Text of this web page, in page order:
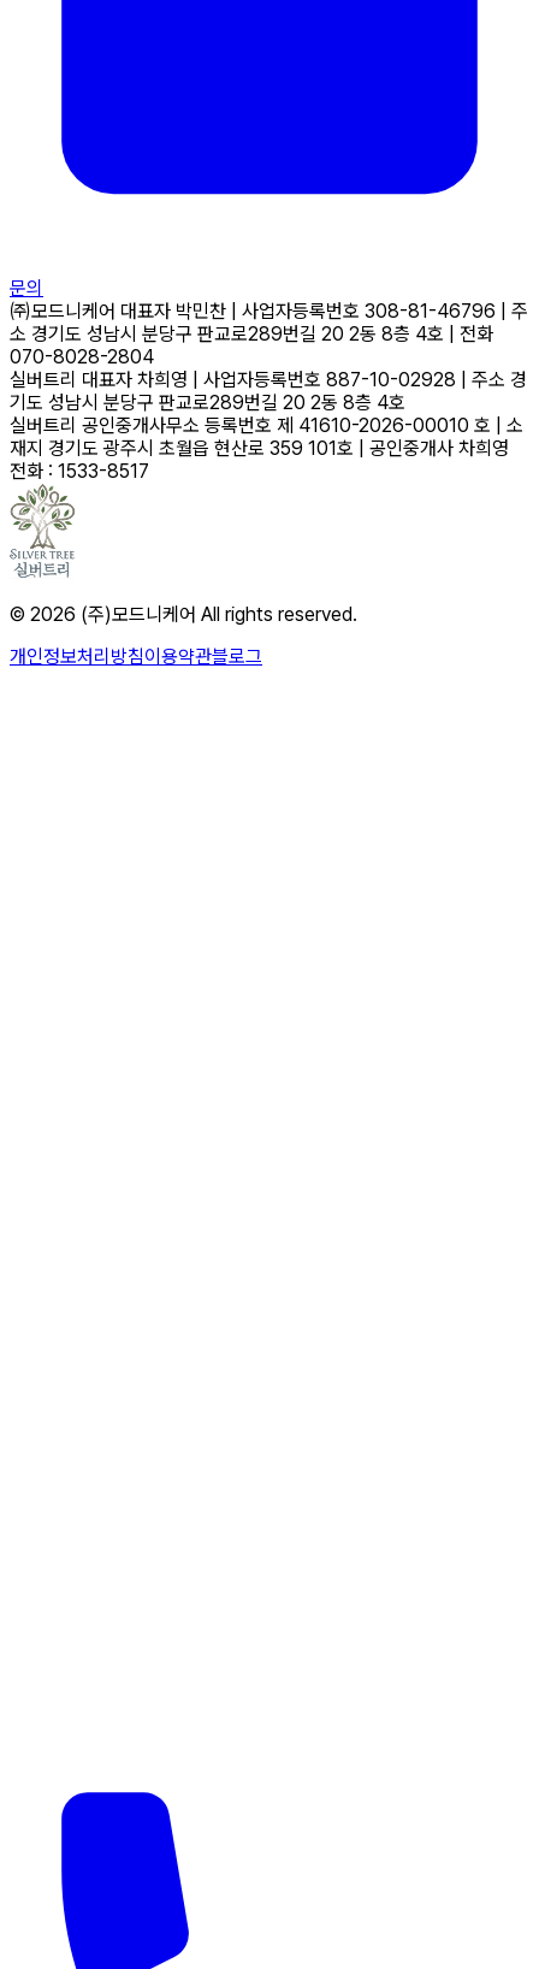
문의
㈜모드니케어 대표자 박민찬 사업자등록번호 308-81-46796
주
소 경기도 성남시 분당구 판교로289번길 20 2동 8층 4호
전화
070-8028-2804
실버트리 대표자 차희영 사업자등록번호 887-10-02928 주소 경
기도 성남시 분당구 판교로289번길 20 2동 8층 4호
실버트리 공인중개사무소 등록번호 제 41610-2026-00010 호
소
재지 경기도 광주시 초월읍 현산로 359 101호 공인중개사 차희영
전화 : 1533-8517
© 2026 (주)모드니케어 All rights reserved.
개인정보처리방침이용약관블로그